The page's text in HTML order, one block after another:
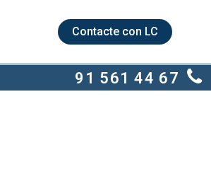
Contacte con LC
91 561 44 67